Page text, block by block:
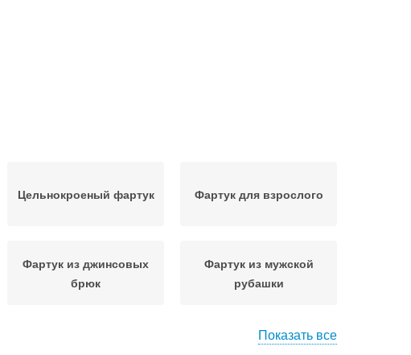
Цельнокроеный фартук Фартук для взрослого
Фартук из джинсовых
брюк
Фартук из мужской
рубашки
Показать все